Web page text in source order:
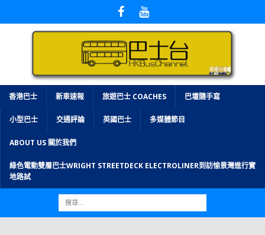
香港巴士 新車速報 旅遊巴士 COACHES 巴壇隨手寫
小型巴士 交通評論 英國巴士 多媒體節目
ABOUT US 關於我們
綠色電動雙層巴士WRIGHT STREETDECK ELECTROLINER到訪愉景灣進行實
地路試